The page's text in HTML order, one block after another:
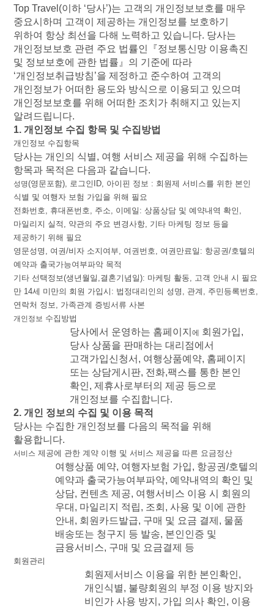
Top Travel(이하 ‘당사’)는 고객의 개인정보보호를 매우
중요시하며 고객이 제공하는 개인정보를 보호하기
위하여 항상 최선을 다해 노력하고 있습니다. 당사는
개인정보보호 관련 주요 법률인『정보통신망 이용촉진
및 정보보호에 관한 법률』의 기준에 따라
‘개인정보취급방침’을 제정하고 준수하여 고객의
개인정보가 어떠한 용도와 방식으로 이용되고 있으며
개인정보보호를 위해 어떠한 조치가 취해지고 있는지
알려드립니다.
1.개인정보 수집 항목 및 수집방법
개인정보 수집항목
당사는 개인의 식별, 여행 서비스 제공을 위해 수집하는
항목과 목적은 다음과 같습니다.
성명(영문포함), 로그인 ID, 아이핀 정보 : 회원제 서비스를 위한 본인
식별 및 여행자 보험 가입을 위해 필요
전화번호, 휴대폰번호, 주소, 이메일 :상품상담 및 예약내역 확인 ,
마일리지 실적 , 약관의 주요 변경사항, 기타 마케팅 정보 등을
제공하기 위해 필요
영문성명 , 여권/비자 소지여부, 여권번호, 여권만료일 : 항공권/호텔의
예약과 출국가능여부파악 목적
기타 선택정보(생년월일 ,결혼기념일): 마케팅 활동, 고객 안내 시 필요
만 14세 미만의 회원 가입시 : 법정대리인의 성명 , 관계 , 주민등록번호,
연락처 정보, 가족관계 증빙서류 사본
개인정보 수집방법
당사에서 운영하는 홈페이지에 회원가입,
당사 상품을 판매하는 대리점에서
고객가입신청서 , 여행상품예약, 홈페이지
또는 상담게시판, 전화,팩스를 통한 본인
확인 ,제휴사로부터의 제공 등으로
개인정보를 수집합니다.
2.개인 정보의 수집 및 이용 목적
당사는 수집한 개인정보를 다음의 목적을 위해
활용합니다.
서비스 제공에 관한 계약 이행 및 서비스 제공을 따른 요금정산
여행상품 예약, 여행자보험 가입, 항공권/호텔의
예약과 출국가능여부파악, 예약내역의 확인
및
상담, 컨텐츠 제공, 여행서비스 이용 시
회원의
우대 , 마일리지 적립, 조회 ,사용 및 이에 관한
안내 , 회원카드발급, 구매 및 요금 결제 , 물품
배송또는 청구지 등 발송, 본인인증 및
금융서비스, 구매 및 요금결제 등
회원관리
회원제서비스 이용을 위한 본인확인 ,
개인식별, 불량회원의 부정 이용 방지와
비인가 사용 방지 , 가입 의사 확인 , 이용